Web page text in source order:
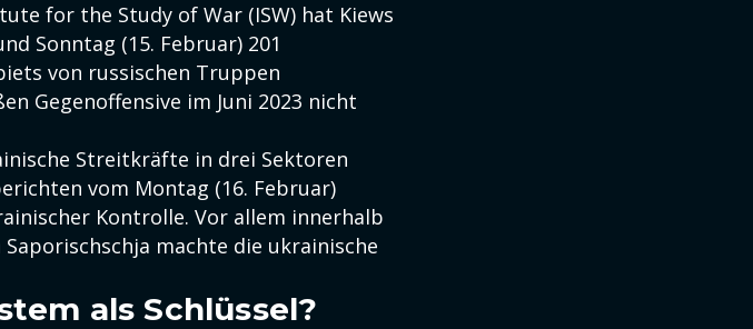
for the Study of War (ISW) hat Kiews
Sonntag (15. Februar) 201
von russischen Truppen
Gegenoffensive im Juni 2023 nicht
Streitkräfte in drei Sektoren
vom Montag (16. Februar)
Kontrolle. Vor allem innerhalb
machte die ukrainische
als Schlüssel?